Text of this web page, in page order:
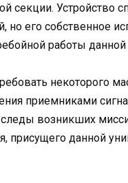
секции. Устройство
но его собственное
работы
некоторого
приемниками
возникших
присущего данной